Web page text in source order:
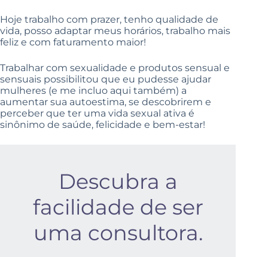
Hoje trabalho com prazer, tenho qualidade de
vida, posso adaptar meus horários, trabalho mais
feliz e com faturamento maior!
Trabalhar com sexualidade e produtos sensual e
sensuais possibilitou que eu pudesse ajudar
mulheres (e me incluo aqui também) a
aumentar sua autoestima, se descobrirem e
perceber que ter uma vida sexual ativa é
sinônimo de saúde, felicidade e bem-estar!
Descubra a
facilidade de ser
uma consultora.